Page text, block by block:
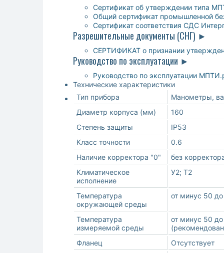
Сертификат об утверждении типа
Общий сертификат промышленной
Сертификат соответствия СДС
Разрешительные документы (СНГ) ►
СЕРТИФИКАТ о признании
Руководство по эксплуатации ►
Руководство по эксплуатации
Технические характеристики
Тип прибора
Манометры,
Диаметр корпуса (мм)
160
Степень защиты
IP53
Класс точности
0.6
Наличие корректора "0"
без
Климатическое
исполнение
У2; Т2
Температура
окружающей среды
от минус 50
Температура
измеряемой среды
от минус 50
Фланец
Отсутствует